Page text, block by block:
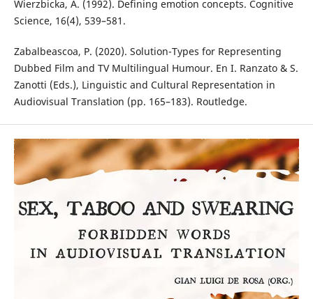
Wierzbicka, A. (1992). Defining emotion concepts. Cognitive
Science, 16(4), 539–581.
Zabalbeascoa, P. (2020). Solution-Types for Representing
Dubbed Film and TV Multilingual Humour. En I. Ranzato & S.
Zanotti (Eds.), Linguistic and Cultural Representation in
Audiovisual Translation (pp. 165–183). Routledge.